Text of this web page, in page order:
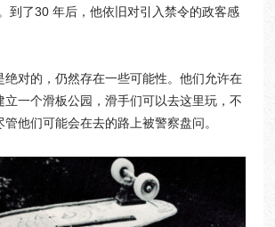
到了30 年后，他依旧对引入禁令的政客感
绝对的，仍然存在一些可能性。他们允许在
立一个滑板公园，滑手们可以去这里玩，不
他们可能会在去的路上被警察盘问。